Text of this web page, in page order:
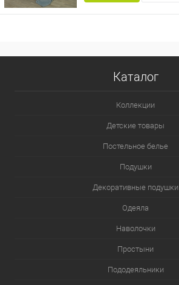
Каталог
Коллекции
Детские товары
Постельное белье
Подушки
Декоративные подушки
Одеяла
Наволочки
Простыни
Пододеяльники